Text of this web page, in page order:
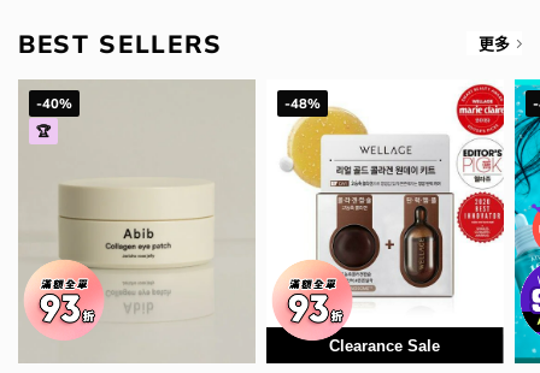
BEST SELLERS 更多
-40%
🏆
-48%
Clearance Sale